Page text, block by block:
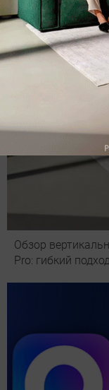
Рекомендуем
Обзор
Pro: гибкий